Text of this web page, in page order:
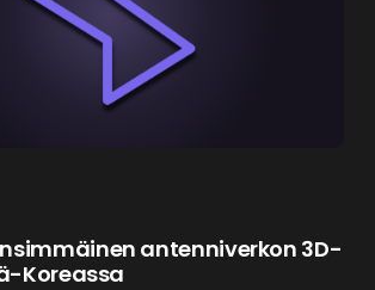
antenniverkon 3D-
Koreassa